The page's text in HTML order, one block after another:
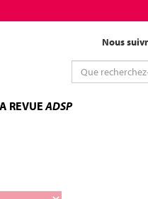
Nous
REVUEADSP